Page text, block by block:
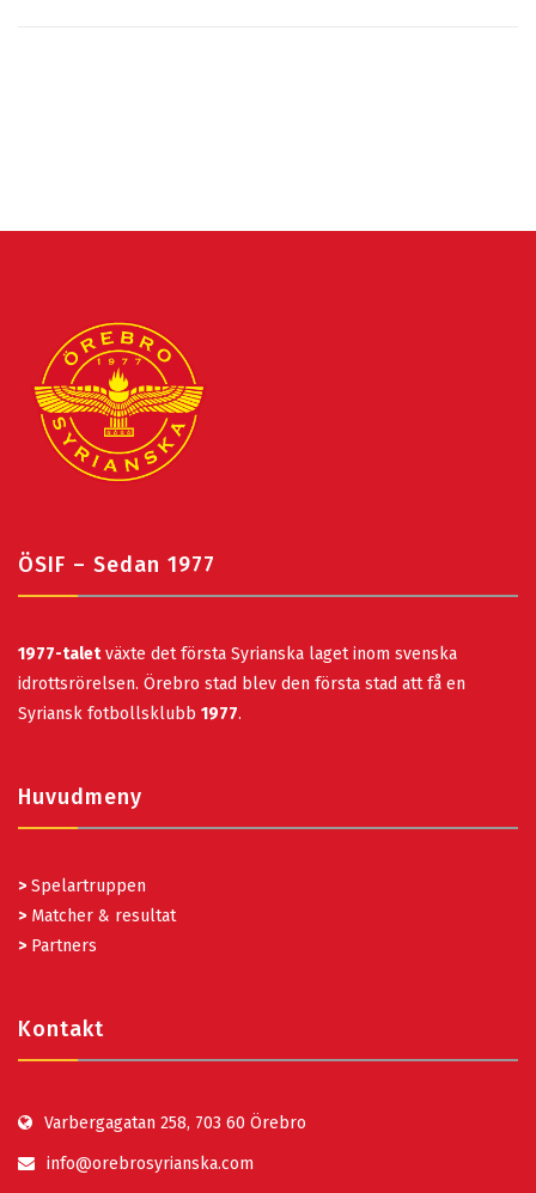
ÖSIF – Sedan 1977
1977-taletväxte det första Syrianska laget inom svenska
idrottsrörelsen. Örebro stad blev den första stad att få en
Syriansk fotbollsklubb 1977.
Huvudmeny
> Spelartruppen
> Matcher & resultat
> Partners
Kontakt
Varbergagatan 258, 703 60 Örebro
info@orebrosyrianska.com